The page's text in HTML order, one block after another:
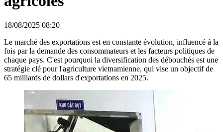
18/08/2025 08:20
Le marché des exportations est en constante évolution, influencé à la
fois par la demande des consommateurs et les facteurs politiques de
chaque pays. C'est pourquoi la diversification des débouchés est une
stratégie clé pour l'agriculture vietnamienne, qui vise un objectif de
65 milliards de dollars d'exportations en 2025.